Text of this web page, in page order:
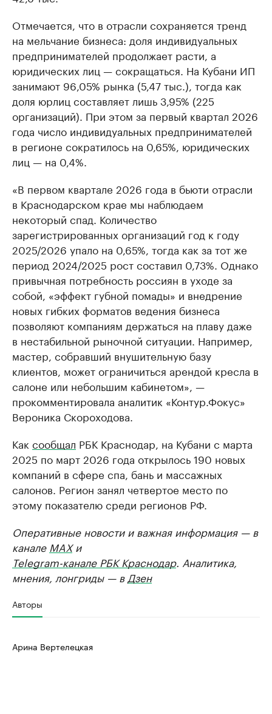
Отмечается, что в отрасли сохраняется тренд
на мельчание бизнеса: доля индивидуальных
предпринимателей продолжает расти, а
юридических лиц — сокращаться. На Кубани ИП
занимают 96,05% рынка (5,47 тыс.), тогда как
доля юрлиц составляет лишь 3,95% (225
организаций). При этом за первый квартал 2026
года число индивидуальных предпринимателей
в регионе сократилось на 0,65%, юридических
лиц — на 0,4%.
«В первом квартале 2026 года в бьюти отрасли
в Краснодарском крае мы наблюдаем
некоторый спад. Количество
зарегистрированных организаций год к году
2025/2026 упало на 0,65%, тогда как за тот же
период 2024/2025 рост составил 0,73%. Однако
привычная потребность россиян в уходе за
собой, «эффект губной помады» и внедрение
новых гибких форматов ведения бизнеса
позволяют компаниям держаться на плаву даже
в нестабильной рыночной ситуации. Например,
мастер, собравший внушительную базу
клиентов, может ограничиться арендой кресла в
салоне или небольшим кабинетом», —
прокомментировала аналитик «Контур.Фокус»
Вероника Скороходова.
Как сообщал РБК Краснодар, на Кубани с марта
2025 по март 2026 года открылось 190 новых
компаний в сфере спа, бань и массажных
салонов. Регион занял четвертое место по
этому показателю среди регионов РФ.
Оперативные новости и важная информация — в
канале MAXи
Telegram-канале РБК Краснодар. Аналитика,
мнения, лонгриды — в Дзен
Авторы
Арина Вертелецкая